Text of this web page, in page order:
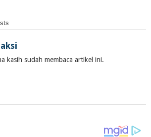
kasih sudah membaca artikel ini.